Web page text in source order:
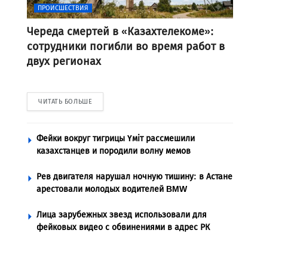
ПРОИСШЕСТВИЯ
Череда смертей в «Казахтелекоме»:
сотрудники погибли во время работ в
двух регионах
ЧИТАТЬ БОЛЬШЕ
Фейки вокруг тигрицы Үміт рассмешили
казахстанцев и породили волну мемов
Рев двигателя нарушал ночную тишину: в Астане
арестовали молодых водителей BMW
Лица зарубежных звезд использовали для
фейковых видео с обвинениями в адрес РК